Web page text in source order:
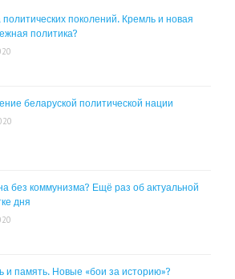
поколений. Кремль и новая
политика?
беларуской политической нации
без коммунизма? Ещё раз об актуальной
дня
и память. Новые «бои за историю»?